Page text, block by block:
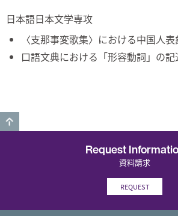
日本語日本文学専攻
〈支那事変歌集〉における中国人表
口語文典における「形容動詞」の
Request
資料請求
REQUEST